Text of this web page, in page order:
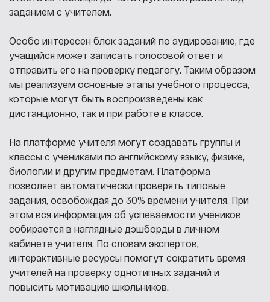
заданием с учителем.
Особо интересен блок заданий по аудированию, где
учащийся может записать голосовой ответ и
отправить его на проверку педагогу. Таким образом
мы реализуем основные этапы учебного процесса,
которые могут быть воспроизведены как
дистанционно, так и при работе в классе.
На платформе учителя могут создавать группы и
классы с учениками по английскому языку, физике,
биологии и другим предметам. Платформа
позволяет автоматически проверять типовые
задания, освобождая до 30% времени учителя. При
этом вся информация об успеваемости учеников
собирается в наглядные дэшборды в личном
кабинете учителя. По словам экспертов,
интерактивные ресурсы помогут сократить время
учителей на проверку однотипных заданий и
повысить мотивацию школьников.